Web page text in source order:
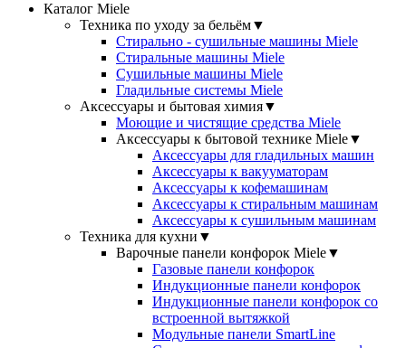
Каталог Miele
Техника по уходу за бельём▼
Стирально - сушильные машины Miele
Стиральные машины Miele
Сушильные машины Miele
Гладильные системы Miele
Аксессуары и бытовая химия▼
Моющие и чистящие средства Miele
Аксессуары к бытовой технике Miele▼
Аксессуары для гладильных машин
Аксессуары к вакууматорам
Аксессуары к кофемашинам
Аксессуары к стиральным машинам
Аксессуары к сушильным машинам
Техника для кухни ▼
Варочные панели конфорок Miele▼
Газовые панели конфорок
Индукционные панели конфорок
Индукционные панели конфорок со
встроенной вытяжкой
Модульные панели SmartLine